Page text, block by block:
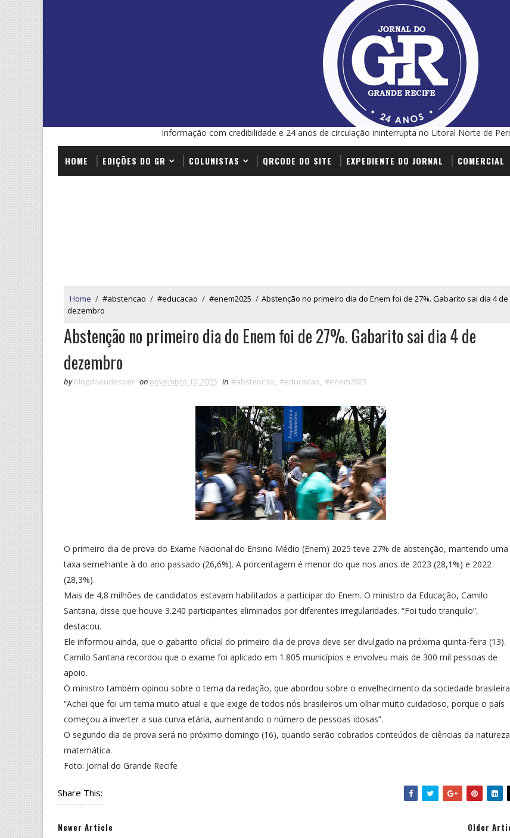
Informação com credibilidade e 24 anos de circulação ininterrupta no Litoral Norte de
HOME EDIÇÕES DO GR COLUNISTAS QRCODE DO SITE EXPEDIENTE DO JORNAL COMERCIAL
Home / #abstencao / #educacao / #enem2025 / Abstenção no primeiro dia do Enem foi de 27%. Gabarito sai dia 4 de
dezembro
Abstenção no primeiro dia do Enem foi de 27%. Gabarito sai dia 4 de
dezembro
by blogdoeudesper on novembro 10, 2025 in #abstencao, #educacao, #enem2025
O primeiro dia de prova do Exame Nacional do Ensino Médio (Enem) 2025 teve 27% de abstenção, mantendo uma
taxa semelhante à do ano passado (26,6%). A porcentagem é menor do que nos anos de 2023 (28,1%) e 2022
(28,3%).
Mais de 4,8 milhões de candidatos estavam habilitados a participar do Enem. O ministro da Educação, Camilo
Santana, disse que houve 3.240 participantes eliminados por diferentes irregularidades. “Foi tudo tranquilo”,
destacou.
Ele informou ainda, que o gabarito oficial do primeiro dia de prova deve ser divulgado na próxima quinta-feira (13).
Camilo Santana recordou que o exame foi aplicado em 1.805 municípios e envolveu mais de 300 mil pessoas de
apoio.
O ministro também opinou sobre o tema da redação, que abordou sobre o envelhecimento da sociedade
“Achei que foi um tema muito atual e que exige de todos nós brasileiros um olhar muito cuidadoso, porque o país
começou a inverter a sua curva etária, aumentando o número de pessoas idosas”.
O segundo dia de prova será no próximo domingo (16), quando serão cobrados conteúdos de ciências da
matemática.
Foto: Jornal do Grande Recife
Share This:
Newer Article Older